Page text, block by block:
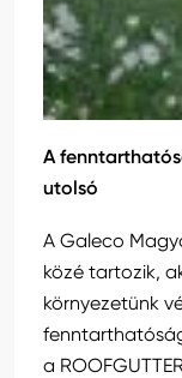
A
utolsó
A Galeco
közé tartozik,
környezetünk
a